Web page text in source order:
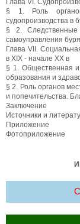
§ 1. Роль
судопроизводства в
§ 2.
самоуправления
Глава VII.
в XIX - начале ХХ в
§ 1. Общественная и
образования и
§ 2. Роль органов
и попечительства.
Заключение
Источники и
Приложение
Фотоприложение